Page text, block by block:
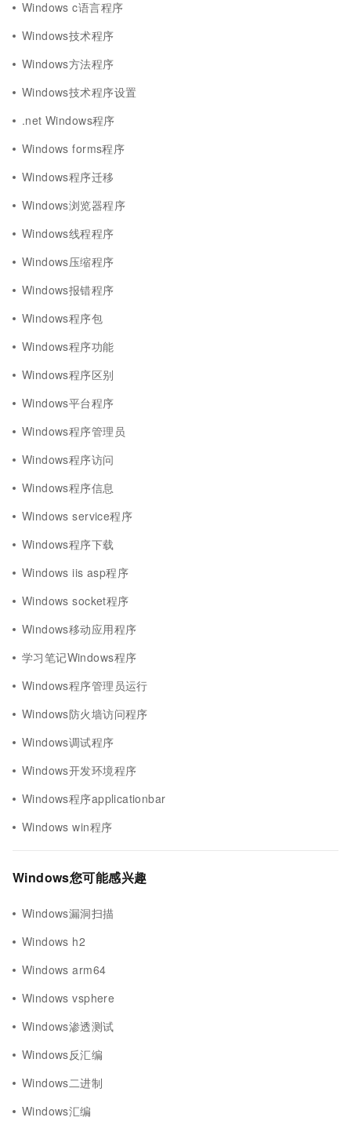
Windows c语言程序
Windows技术程序
Windows方法程序
Windows技术程序设置
.net Windows程序
Windows forms程序
Windows程序迁移
Windows浏览器程序
Windows线程程序
Windows压缩程序
Windows报错程序
Windows程序包
Windows程序功能
Windows程序区别
Windows平台程序
Windows程序管理员
Windows程序访问
Windows程序信息
Windows service程序
Windows程序下载
Windows iis asp程序
Windows socket程序
Windows移动应用程序
学习笔记Windows程序
Windows程序管理员运行
Windows防火墙访问程序
Windows调试程序
Windows开发环境程序
Windows程序applicationbar
Windows win程序
Windows您可能感兴趣
Windows漏洞扫描
Windows h2
Windows arm64
Windows vsphere
Windows渗透测试
Windows反汇编
Windows二进制
Windows汇编